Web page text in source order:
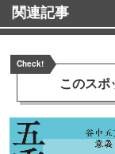
関連記事
Check!
このス